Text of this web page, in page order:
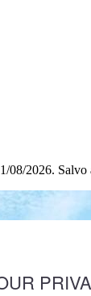
08/2026. Salvo